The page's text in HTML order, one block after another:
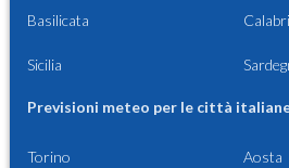
Basilicata
Sicilia
Previsioni meteo per le città
Torino Aosta